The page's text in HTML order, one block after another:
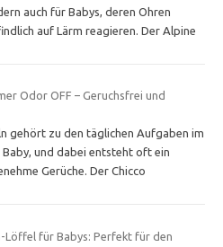
auch für Babys, deren Ohren
auf Lärm reagieren. Der Alpine
Odor OFF – Geruchsfrei und
gehört zu den täglichen Aufgaben im
Baby, und dabei entsteht oft ein
Gerüche. Der Chicco
Löffel für Babys: Perfekt für den